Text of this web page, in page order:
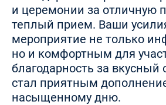
и церемонии за отличную
теплый прием. Ваши
мероприятие не только
но и комфортным для
благодарность за вкусный
стал приятным
насыщенному дню.